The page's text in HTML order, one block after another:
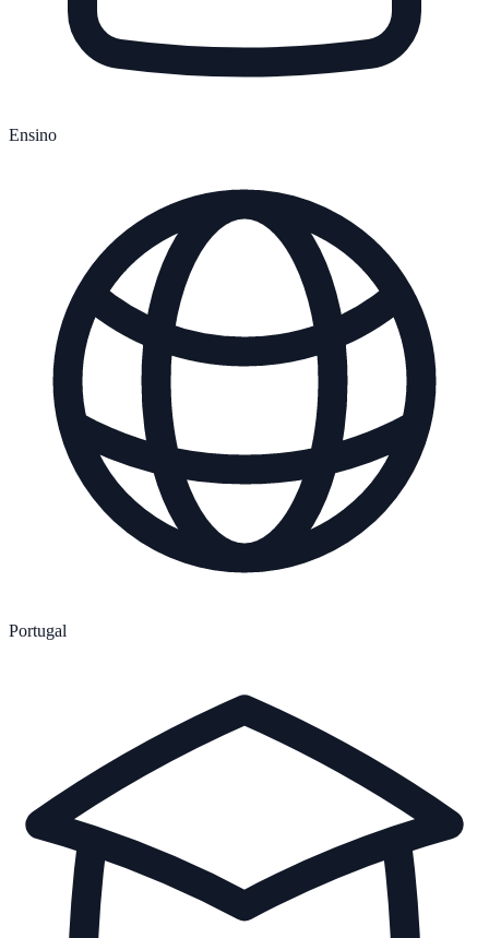
Ensino
Portugal